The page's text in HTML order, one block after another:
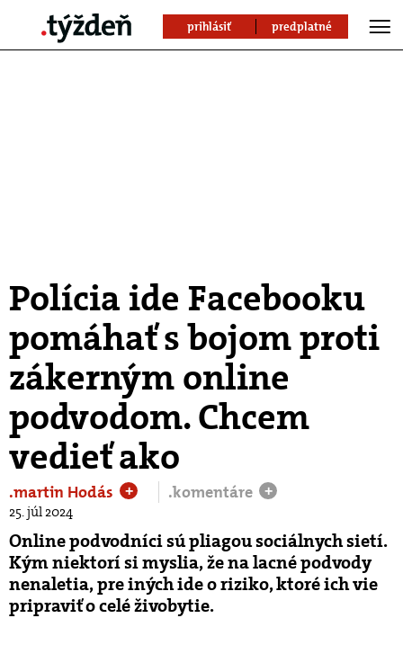
prihlásiť predplatné
Polícia ide Facebooku
pomáhať s bojom proti
zákerným online
podvodom. Chcem
vedieť ako
.martin Hodás + .komentáre +
25. júl 2024
Online podvodníci sú pliagou sociálnych sietí.
Kým niektorí si myslia, že na lacné podvody
nenaletia, pre iných ide o riziko, ktoré ich vie
pripraviť o celé živobytie.